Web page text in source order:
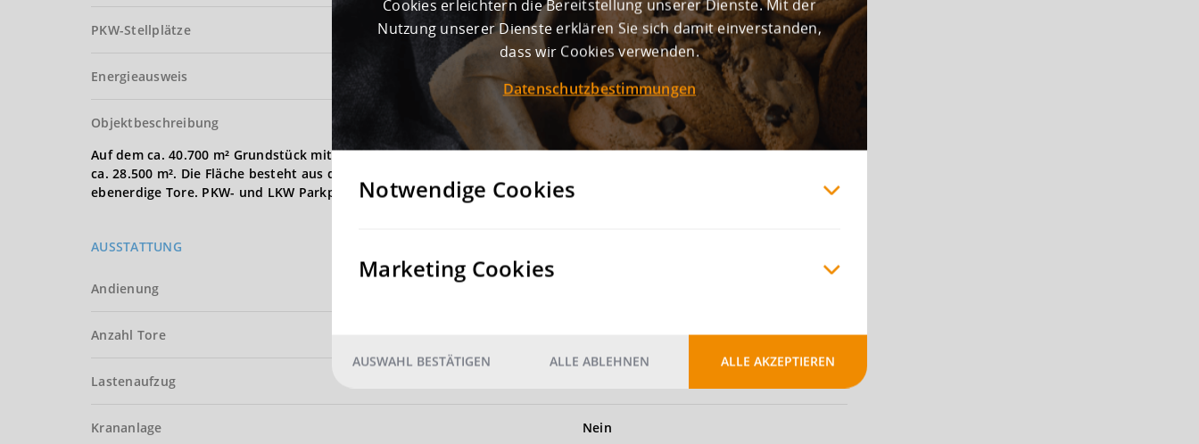
PKW-Stellplätze 72
Energieausweis Noch nicht vorhanden
Objektbeschreibung
Auf dem ca. 40.700 m² Grundstück mit GI-Ausweisung befindet sich die hochmoderne Logistikimmobilie mit insgesamt
ca. 28.500 m². Die Fläche besteht aus drei kombinierbaren Brandabschnitten. Die Andienung erfolgt über Rampen und
ebenerdige Tore. PKW- und LKW Parkplätze stehen ebenfalls zur Verfügung.
AUSSTATTUNG
Andienung
Anzahl Tore Rampen, ebenerdige Tore
Lastenaufzug
Krananlage Nein
Cookies erleichtern die Bereitstellung unserer Dienste. Mit der
Nutzung unserer Dienste erklären Sie sich damit einverstanden,
dass wir Cookies verwenden.
Datenschutzbestimmungen
Notwendige Cookies
Marketing Cookies
AUSWAHL BESTÄTIGEN ALLE ABLEHNEN ALLE AKZEPTIEREN